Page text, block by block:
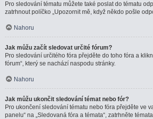
Pro sledování tématu můžete také poslat do tématu
zatrhnout políčko „Upozornit mě, když někdo pošle
Nahoru
Jak můžu začít sledovat určité fórum?
Pro sledování určitého fóra přejděte do toho fóra a
fórum“, který se nachází naspodu stránky.
Nahoru
Jak můžu ukončit sledování témat nebo fór?
Pro ukončení sledování tématu nebo fóra přejděte ve
panelu“ na „Sledovaná fóra a témata“, zatrhněte